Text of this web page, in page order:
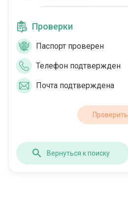
Проверки
Паспорт проверен
Телефон подтвержден
Почта подтверждена
Проверить
Вернуться к поиску